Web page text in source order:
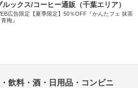
ルックス/コーヒー通販（千葉エリア）
広告限定【夏季限定】50％OFF『かんたフェ 抹茶
青梅』
飲料・酒・日用品・コンビニ